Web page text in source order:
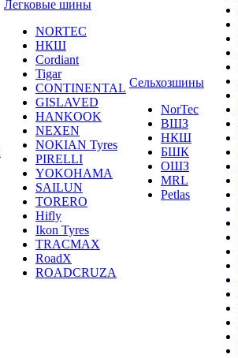
Легковые шины
NORTEС
НКШ
Cordiant
Tigar
CONTINENTAL
GISLAVED
HANKOOK
NEXEN
NOKIAN Tyres
PIRELLI
YOKOHAMA
SAILUN
TORERO
Hifly
Ikon Tyres
TRACMAX
RoadX
ROADCRUZA
Сельхозшины
NorTec
ВШЗ
НКШ
БШК
ОШЗ
MRL
Petlas